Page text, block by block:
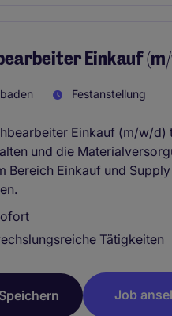
Einkauf
Festanstellung
Einkauf (m/w/d)
und die
Bereich Einkauf und
Tätigkeiten
Speichern Job